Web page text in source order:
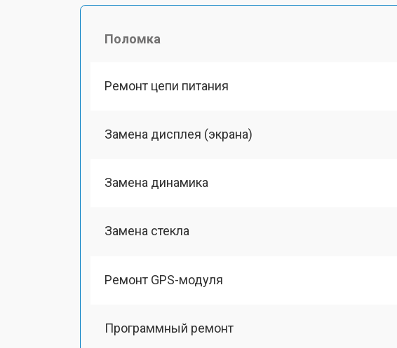
Поломка
Ремонт цепи питания
Замена дисплея (экрана)
Замена динамика
Замена стекла
Ремонт GPS-модуля
Программный ремонт